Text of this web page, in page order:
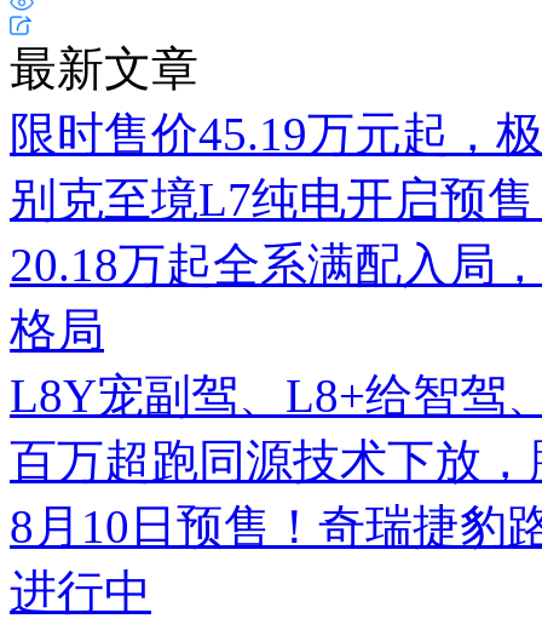
最新文章
限时售价45.19万元起，
别克至境L7纯电开启预
20.18万起全系满配入局
格局
L8Y宠副驾、L8+给智驾
百万超跑同源技术下放
8月10日预售！奇瑞捷豹
进行中